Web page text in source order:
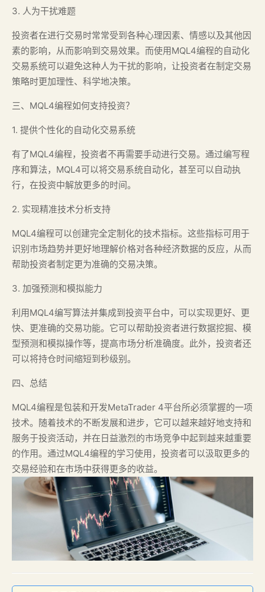
3. 人为干扰难题
投资者在进行交易时常常受到各种心理因素、情感以及其他因
素的影响，从而影响到交易效果。而使用MQL4编程的自动化
交易系统可以避免这种人为干扰的影响，让投资者在制定交易
策略时更加理性、科学地决策。
三、MQL4编程如何支持投资？
1. 提供个性化的自动化交易系统
有了MQL4编程，投资者不再需要手动进行交易。通过编写程
序和算法，MQL4可以将交易系统自动化，甚至可以自动执
行，在投资中解放更多的时间。
2. 实现精准技术分析支持
MQL4编程可以创建完全定制化的技术指标。这些指标可用于
识别市场趋势并更好地理解价格对各种经济数据的反应，从而
帮助投资者制定更为准确的交易决策。
3. 加强预测和模拟能力
利用MQL4编写算法并集成到投资平台中，可以实现更好、更
快、更准确的交易功能。它可以帮助投资者进行数据挖掘、模
型预测和模拟操作等，提高市场分析准确度。此外，投资者还
可以将持仓时间缩短到秒级别。
四、总结
MQL4编程是包装和开发MetaTrader 4平台所必须掌握的一项
技术。随着技术的不断发展和进步，它可以越来越好地支持和
服务于投资活动，并在日益激烈的市场竞争中起到越来越重要
的作用。通过MQL4编程的学习使用，投资者可以汲取更多的
交易经验和在市场中获得更多的收益。